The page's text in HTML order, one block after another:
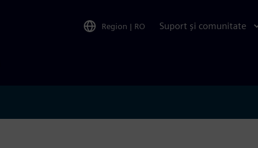
Region | RO Suport și comunitate